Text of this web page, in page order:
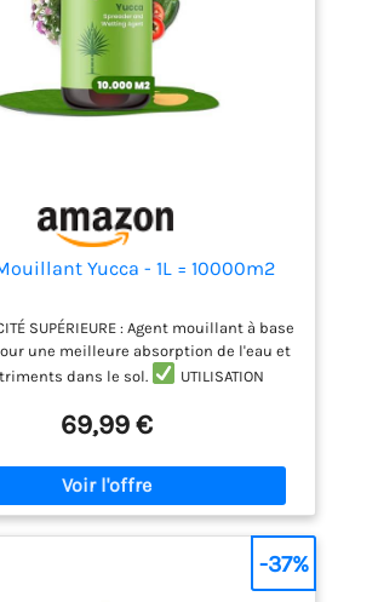
Yucca - 1L = 10000m2
SUPÉRIEURE : Agent mouillant à base
une meilleure absorption de l'eau et
dans le sol.
UTILISATION
une petite quantité pour traiter de
: Réduit le ruissellement de l'eau,
l'efficacité de l'irrigation et diminuant
en eau.
SOUTIENT LA VIE DU SOL :
maintenir l'humidité nécessaire au
des micro-organismes bénéfiques
PRODUIT NATUREL : Formulé à partir
69,99 €
-37%